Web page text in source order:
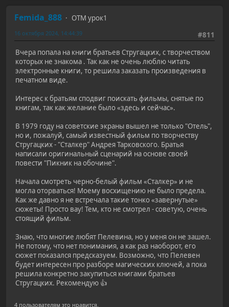
Femida_888
ОТМ урок1
#811
16 октября 2024, 14:44:39
Вчера попала на книги братьев Стругацких, с творчеством
которых не знакома . Так как не очень люблю читать
электронные книги, то решила заказать произведения в
печатном виде.
Интерес к братьям сподвиг поискать фильмы, снятые по
книгам, так как желание было «здесь и сейчас».
В 1979 году на советские экраны вышел не только "Отель",
но и, пожалуй, самый известный фильм по творчеству
Стругацких - "Сталкер" Андрея Тарковского. Братья
написали оригинальный сценарий на основе своей
повести "Пикник на обочине".
Начала смотреть черно-белый фильм «Сталкер» и не
могла оторваться! Моему восхищению не было предела.
Как же давно я не встречала такие тонко «завернутые»
сюжеты! Просто вау! Тем, кто не смотрел - советую, очень
стоящий фильм.
Знаю, что многие любят Пелевина, но у меня он не зашел.
Не потому, что нет понимания, а как раз наоборот, его
сюжет показался предсказуем. Возможно, что Пелевен
будет интересен про разборе магических ключей, а пока
решила конкретно закупиться книгами братьев
Стругацких. Рекомендую 👍
4 пользователям это нравится.